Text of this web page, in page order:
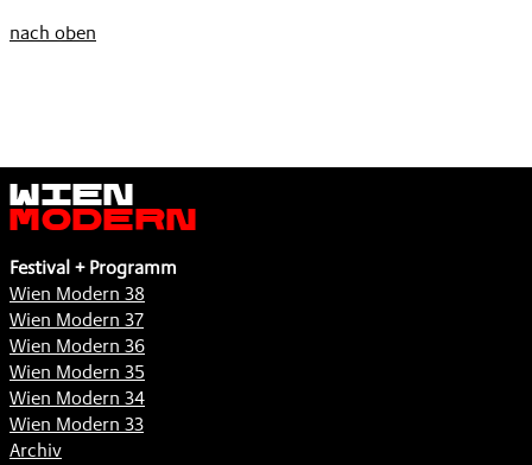
nach oben
Wien
Modern
Festival + Programm
Wien Modern 38
Wien Modern 37
Wien Modern 36
Wien Modern 35
Wien Modern 34
Wien Modern 33
Archiv